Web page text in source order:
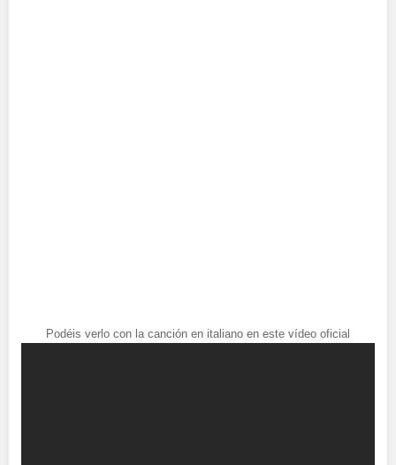
Podéis verlo con la canción en italiano en este vídeo oficial